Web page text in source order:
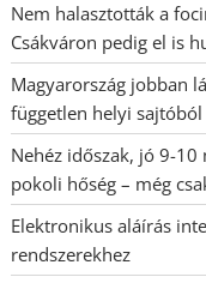
Nem halasztották a
Csákváron pedig el is
Magyarország jobban
független helyi
Nehéz időszak, jó 9-
pokoli hőség – még
Elektronikus aláírás
rendszerekhez